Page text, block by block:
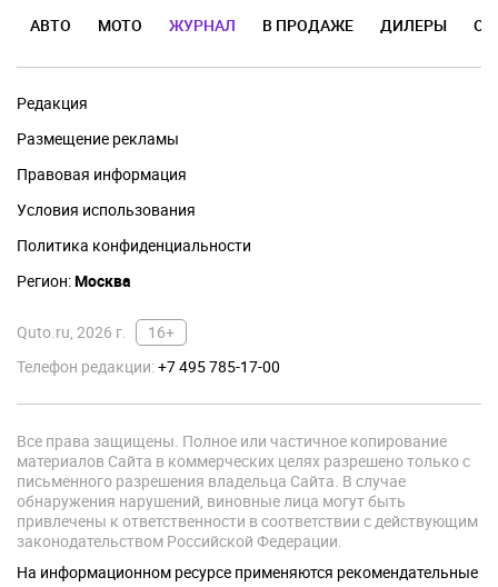
АВТО МОТО ЖУРНАЛ В ПРОДАЖЕ ДИЛЕРЫ
Редакция
Размещение рекламы
Правовая информация
Условия использования
Политика конфиденциальности
Регион:Москва
Quto.ru, 2026 г.
16+
Телефон редакции:+7 495 785-17-00
Все права защищены. Полное или частичное копирование
материалов Сайта в коммерческих целях разрешено только с
письменного разрешения владельца Сайта. В случае
обнаружения нарушений, виновные лица могут быть
привлечены к ответственности в соответствии с действующим
законодательством Российской Федерации.
На информационном ресурсе применяются рекомендательные